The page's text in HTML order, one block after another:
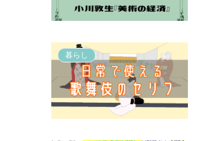
暮らし